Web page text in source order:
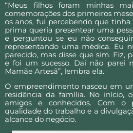
“Meus filhos foram minhas
comemorações dos primeiros
os anos, fui percebendo que
prima queria presentear uma
e perguntou se eu não
representando uma médica. Eu
parecido, mas disse que sim. Fiz,
e foi um sucesso. Daí não parei
Mamãe Artesã”, lembra ela.
O empreendimento nasceu em
residência da família. No início,
amigos e conhecidos. Com o
qualidade do trabalho e a
alcance do negócio.